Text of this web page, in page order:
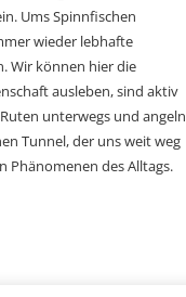
Ums Spinnfischen
wieder lebhafte
Wir können hier die
ausleben, sind aktiv
unterwegs und angeln
Tunnel, der uns weit weg
Phänomenen des Alltags.